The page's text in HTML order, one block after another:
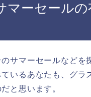
マーセール
サマーセールなどを
いるあなたも、グ
と思います。